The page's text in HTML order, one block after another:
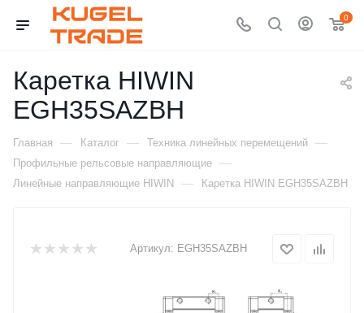
0
Каретка HIWIN
EGH35SAZBH
Главная — Каталог — Техника линейных перемещений —
Профильные рельсовые направляющие —
Линейные направляющие HIWIN — Каретка HIWIN EGH35SAZBH
Артикул: EGH35SAZBH